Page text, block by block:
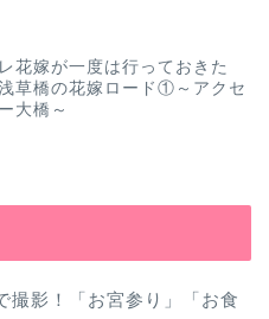
レ花嫁が一度は行っておきた
草橋の花嫁ロード①～アクセ
大橋～
撮影！「お宮参り」「お食